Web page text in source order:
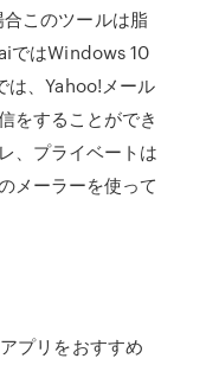
このツールは脂
ではWindows 10
は、Yahoo!メール
をすることができ
、プライベートは
メーラーを使って
プリをおすすめ